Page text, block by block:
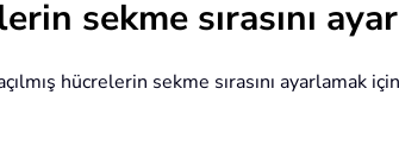
sekme sırasını
hücrelerin sekme sırasını ayarlamak